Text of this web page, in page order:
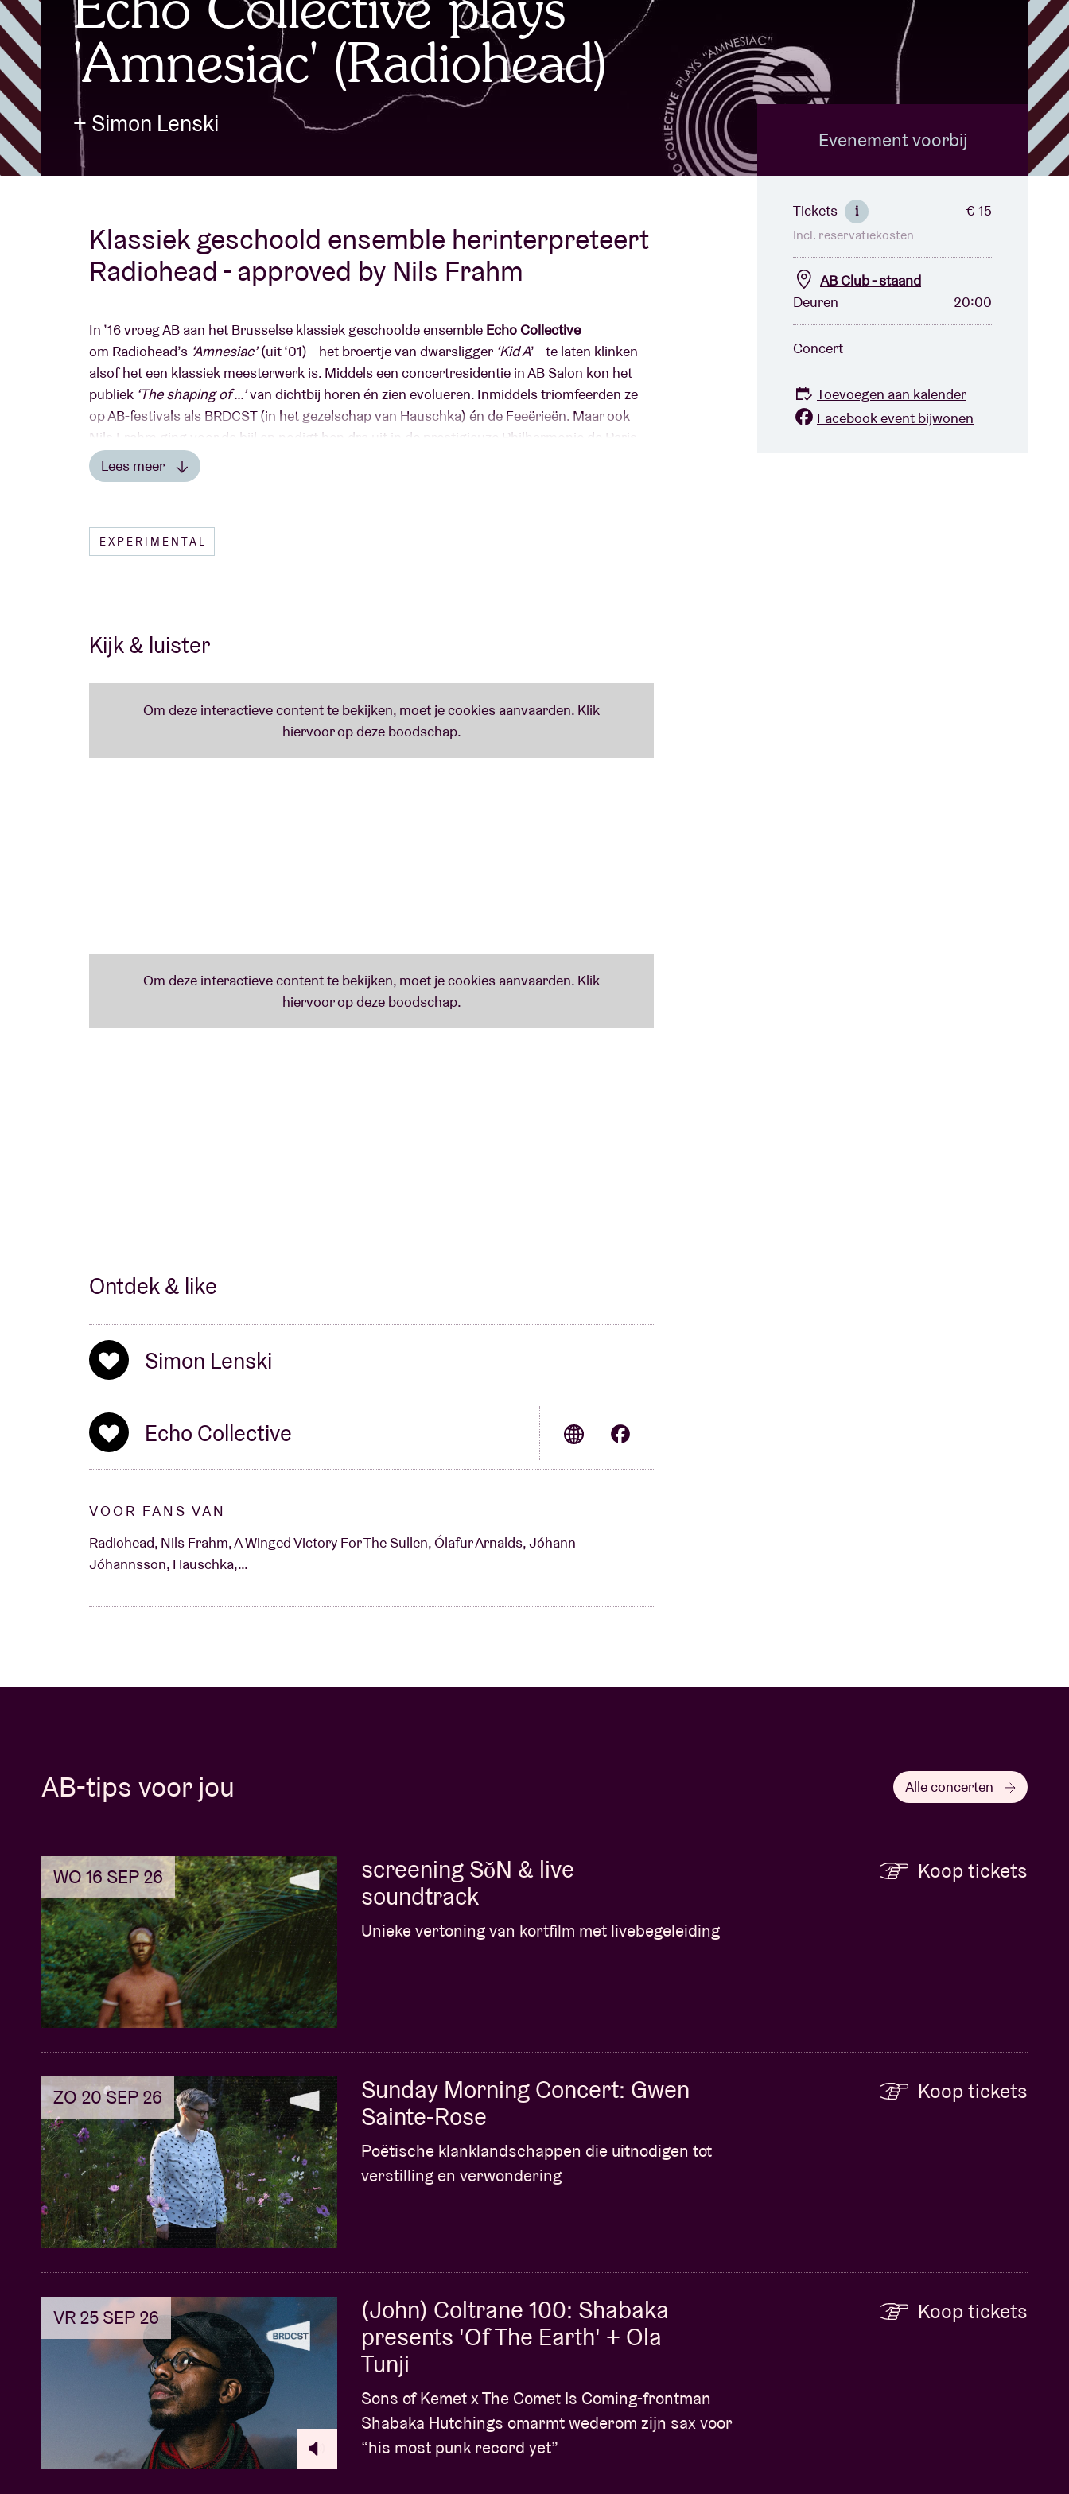
Bezoekersinfo
AB ❤ you
Over AB
Echo Collective plays
'Amnesiac' (Radiohead)
+ Simon Lenski
Klassiek geschoold ensemble herinterpreteert
Radiohead - approved by Nils Frahm
In ’16 vroeg AB aan het Brusselse klassiek geschoolde ensemble Echo Collective
om Radiohead’s ‘Amnesiac’(uit ‘01) – het broertje van dwarsligger ‘Kid A’ – te laten klinken
alsof het een klassiek meesterwerk is. Middels een concertresidentie in AB Salon kon het
publiek ‘The shaping of …’van dichtbij horen én zien evolueren. Inmiddels triomfeerden ze
op AB-festivals als BRDCST (in het gezelschap van Hauschka) én de Feeërieën. Maar ook
Nils Frahm ging voor de bijl en nodigt hen dra uit in de prestigieuze Philharmonie de Paris.
Als kers op de taart maakte het Berlijnse label K7! (zie o.a. de artist curated series LateNightTales met o.a. Nils Frahm, The Cinematic Orchestra, BadBadNotGood, Jon
Lees meer
IN DE PERS
“Hoe je het werk van Thom Yorke en co. ook aanpakt, het blijkt aartsmoeilijk om hun unieke
Lees minder
EXPERIMENTAL
Kijk & luister
Ontdek & like
Simon Lenski
Echo Collective
VOOR FANS VAN
Radiohead, Nils Frahm, A Winged Victory For The Sullen, Ólafur Arnalds, Jóhann
Jóhannsson, Hauschka,…
Evenement voorbij
Tickets i € 15
Incl. reservatiekosten
AB Club - staand
Deuren
20:00
Concert
Toevoegen aan kalender
Facebook event bijwonen
AB-tips voor jou Alle concerten
WO 16 SEP 26
screening SǒN & live
soundtrack
Unieke vertoning van kortfilm met livebegeleiding
Koop tickets
ZO 20 SEP 26
Sunday Morning Concert: Gwen
Sainte-Rose
Poëtische klanklandschappen die uitnodigen tot
verstilling en verwondering
Koop tickets
VR 25 SEP 26
(John) Coltrane 100: Shabaka
presents 'Of The Earth' + Ola
Tunji
Sons of Kemet x The Comet Is Coming-frontman
Shabaka Hutchings omarmt wederom zijn sax voor
“his most punk record yet”
Koop tickets